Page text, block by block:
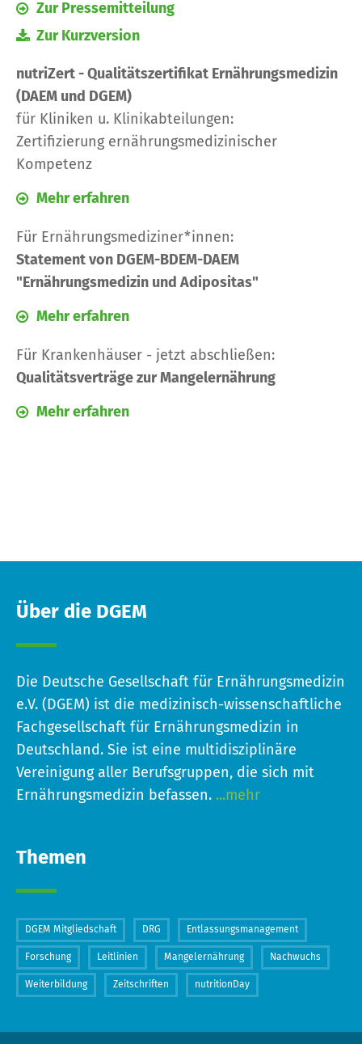
Zur Pressemitteilung
Zur Kurzversion
nutriZert - Qualitätszertifikat Ernährungsmedizin
(DAEM und DGEM)
für Kliniken u. Klinikabteilungen:
Zertifizierung ernährungsmedizinischer
Kompetenz
Mehr erfahren
Für Ernährungsmediziner*innen:
Statement von DGEM-BDEM-DAEM
"Ernährungsmedizin und Adipositas"
Mehr erfahren
Für Krankenhäuser - jetzt abschließen:
Qualitätsverträge zur Mangelernährung
Mehr erfahren
Über die DGEM
Die Deutsche Gesellschaft für Ernährungsmedizin
e.V. (DGEM) ist die medizinisch-wissenschaftliche
Fachgesellschaft für Ernährungsmedizin in
Deutschland. Sie ist eine multidisziplinäre
Vereinigung aller Berufsgruppen, die sich mit
Ernährungsmedizin befassen. ...mehr
Themen
DGEM Mitgliedschaft DRG Entlassungsmanagement
Forschung Leitlinien Mangelernährung Nachwuchs
Weiterbildung Zeitschriften nutritionDay